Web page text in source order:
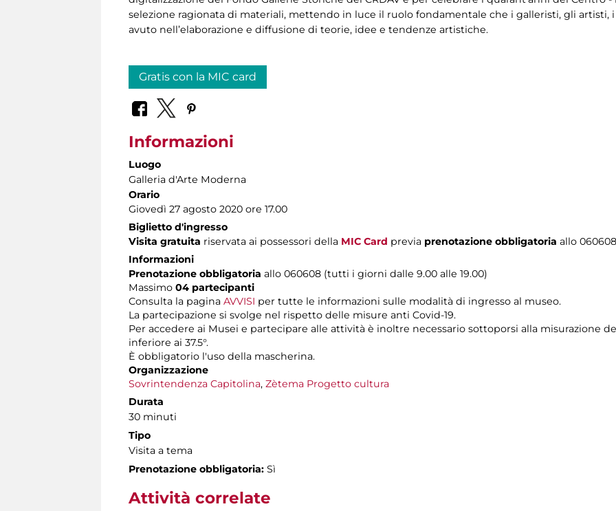
selezione ragionata di materiali, mettendo in luce il ruolo fondamentale che i galleristi, gli artisti, i
avuto nell’elaborazione e diffusione di teorie, idee e tendenze artistiche.
Gratis con la MIC card
Informazioni
Luogo
Galleria d'Arte Moderna
Orario
Giovedì 27 agosto 2020 ore 17.00
Biglietto d'ingresso
Visita gratuita riservata ai possessori della MIC Card previa prenotazione obbligatoria allo 060608
Informazioni
Prenotazione obbligatoria allo 060608 (tutti i giorni dalle 9.00 alle 19.00)
Massimo 04 partecipanti
Consulta la pagina AVVISI per tutte le informazioni sulle modalità di ingresso al museo.
La partecipazione si svolge nel rispetto delle misure anti Covid-19.
Per accedere ai Musei e partecipare alle attività è inoltre necessario sottoporsi alla misurazione
inferiore ai 37.5°.
È obbligatorio l'uso della mascherina.
Organizzazione
Sovrintendenza Capitolina, Zètema Progetto cultura
Durata
30 minuti
Tipo
Visita a tema
Prenotazione obbligatoria: Sì
Attività correlate